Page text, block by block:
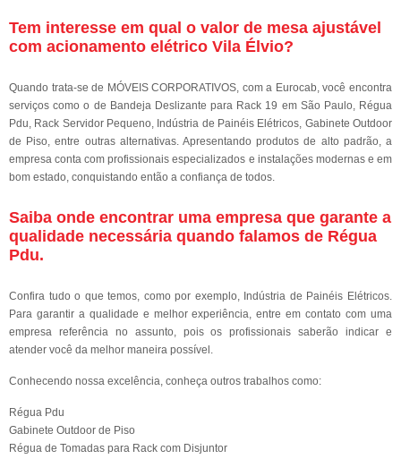
Tem interesse em qual o valor de mesa ajustável
com acionamento elétrico Vila Élvio?
Quando trata-se de MÓVEIS CORPORATIVOS, com a Eurocab, você encontra
serviços como o de Bandeja Deslizante para Rack 19 em São Paulo, Régua
Pdu, Rack Servidor Pequeno, Indústria de Painéis Elétricos, Gabinete Outdoor
de Piso, entre outras alternativas. Apresentando produtos de alto padrão, a
empresa conta com profissionais especializados e instalações modernas e em
bom estado, conquistando então a confiança de todos.
Saiba onde encontrar uma empresa que garante a
qualidade necessária quando falamos de Régua
Pdu.
Confira tudo o que temos, como por exemplo, Indústria de Painéis Elétricos.
Para garantir a qualidade e melhor experiência, entre em contato com uma
empresa referência no assunto, pois os profissionais saberão indicar e
atender você da melhor maneira possível.
Conhecendo nossa excelência, conheça outros trabalhos como:
Régua Pdu
Gabinete Outdoor de Piso
Régua de Tomadas para Rack com Disjuntor